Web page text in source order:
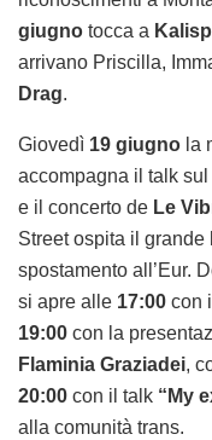
giugno tocca a
arrivano Priscilla,
Drag.
Giovedì 19 giugno la
accompagna il talk
e il concerto de Le
Street ospita il grande
spostamento all’Eur.
si apre alle 17:00 con
19:00 con la
Flaminia Graziadei,
20:00 con il talk “My
alla comunità trans.